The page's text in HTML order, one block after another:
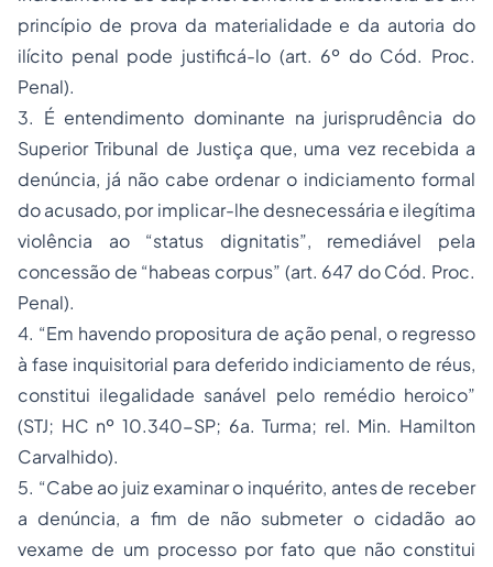
princípio de prova da materialidade e da autoria do
ilícito penal pode justificá-lo (art. 6º do Cód. Proc.
Penal).
3. É entendimento dominante na jurisprudência do
Superior Tribunal de Justiça que, uma vez recebida a
denúncia, já não cabe ordenar o indiciamento formal
do acusado, por implicar-lhe desnecessária e ilegítima
violência ao “status dignitatis”, remediável pela
concessão de “habeas corpus” (art. 647 do Cód. Proc.
Penal).
4. “Em havendo propositura de ação penal, o regresso
à fase inquisitorial para deferido indiciamento de réus,
constitui ilegalidade sanável pelo remédio heroico”
(STJ; HC nº 10.340-SP; 6a. Turma; rel. Min. Hamilton
Carvalhido).
5. “Cabe ao juiz examinar o inquérito, antes de receber
a denúncia, a fim de não submeter o cidadão ao
vexame de um processo por fato que não constitui